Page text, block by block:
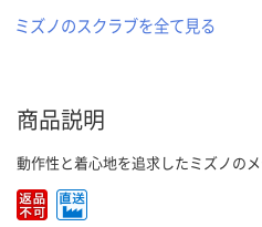
ミズノのスクラブを全て見る
商品説明
動作性と着心地を追求したミズノのメ